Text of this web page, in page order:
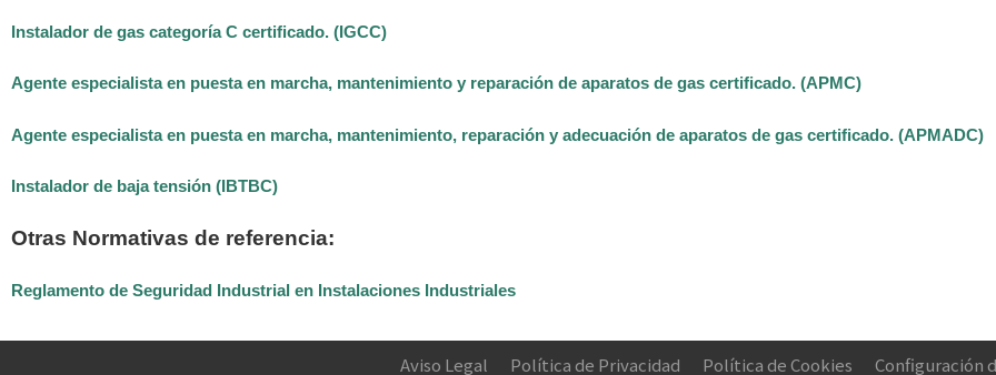
Instalador de gas categoría C certificado. (IGCC)
Agente especialista en puesta en marcha, mantenimiento y reparación de aparatos de gas certificado. (APMC)
Agente especialista en puesta en marcha, mantenimiento, reparación y adecuación de aparatos de gas certificado. (APMADC)
Instalador de baja tensión (IBTBC)
Otras Normativas de referencia:
Reglamento de Seguridad Industrial en Instalaciones Industriales
Aviso Legal Política de Privacidad Política de Cookies Configuración